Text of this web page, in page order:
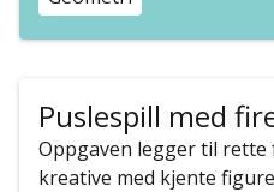
Puslespill med
Oppgaven legger til
kreative med kjente